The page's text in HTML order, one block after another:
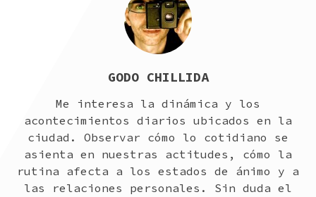
GODO CHILLIDA
Me interesa la dinámica y los
acontecimientos diarios ubicados en la
ciudad. Observar cómo lo cotidiano se
asienta en nuestras actitudes, cómo la
rutina afecta a los estados de ánimo y a
las relaciones personales. Sin duda el